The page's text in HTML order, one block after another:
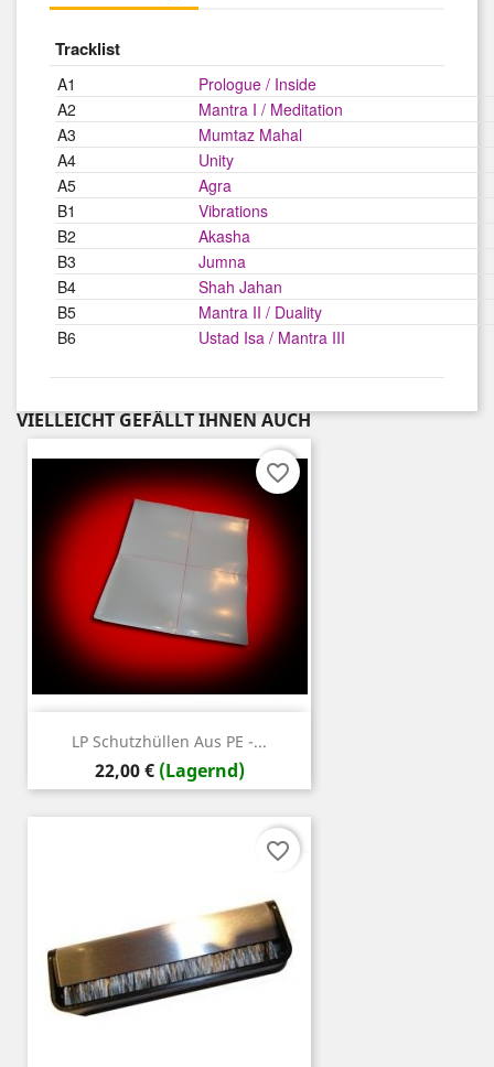
Tracklist
A1
Prologue / Inside
A2
Mantra I / Meditation
A3
Mumtaz Mahal
A4
Unity
A5
Agra
B1
Vibrations
B2
Akasha
B3
Jumna
B4
Shah Jahan
B5
Mantra II / Duality
B6
Ustad Isa / Mantra III
VIELLEICHT GEFÄLLT IHNEN AUCH
LP Schutzhüllen Aus PE -...
Preis
22,00 € (Lagernd)
favorite_border
favorite_border